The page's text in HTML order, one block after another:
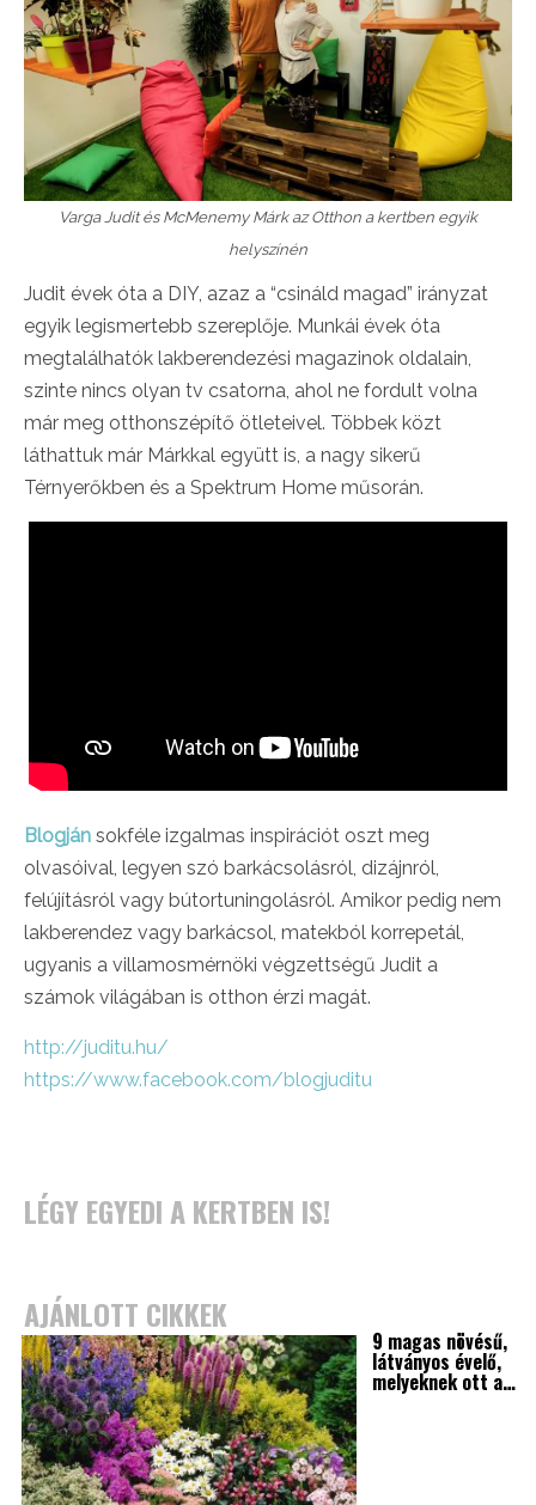
Varga Judit és McMenemy Márk az Otthon a kertben egyik
helyszínén
Judit évek óta a DIY, azaz a “csináld magad” irányzat
egyik legismertebb szereplője. Munkái évek óta
megtalálhatók lakberendezési magazinok oldalain,
szinte nincs olyan tv csatorna, ahol ne fordult volna
már meg otthonszépítő ötleteivel. Többek közt
láthattuk már Márkkal együtt is, a nagy sikerű
Térnyerőkben és a Spektrum Home műsorán.
Blogján sokféle izgalmas inspirációt oszt meg
olvasóival, legyen szó barkácsolásról, dizájnról,
felújításról vagy bútortuningolásról. Amikor pedig nem
lakberendez vagy barkácsol, matekból korrepetál,
ugyanis a villamosmérnöki végzettségű Judit a
számok világában is otthon érzi magát.
http://juditu.hu/
https://www.facebook.com/blogjuditu
LÉGY EGYEDI A KERTBEN IS!
AJÁNLOTT CIKKEK
9 magas növésű,
látványos évelő,
melyeknek ott a…